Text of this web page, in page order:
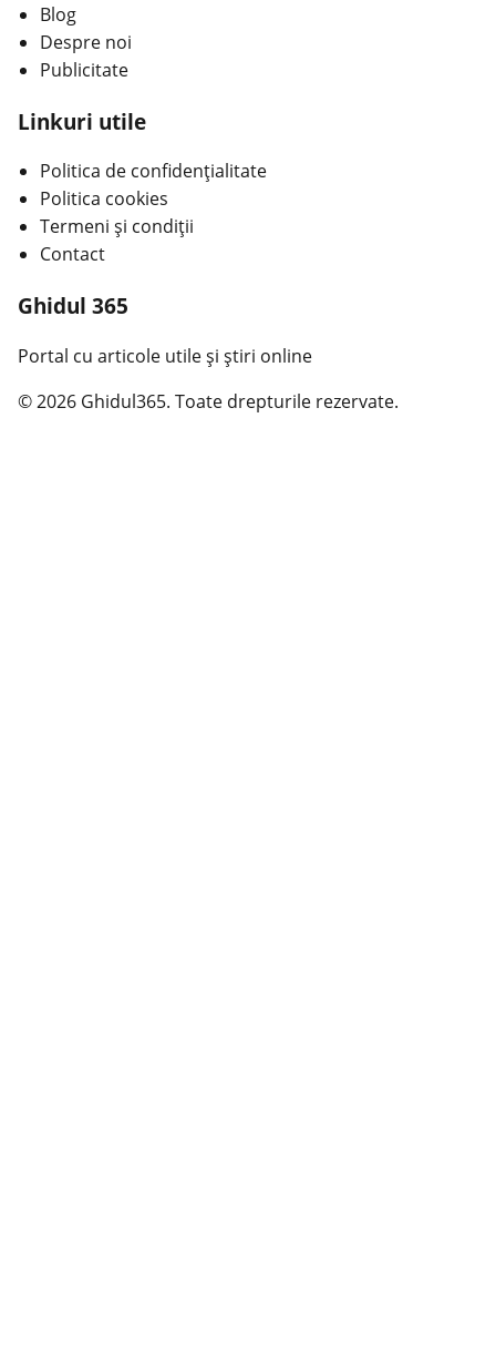
Blog
Despre noi
Publicitate
Linkuri utile
Politica de confidențialitate
Politica cookies
Termeni și condiții
Contact
Ghidul 365
Portal cu articole utile și știri online
© 2026 Ghidul365. Toate drepturile rezervate.